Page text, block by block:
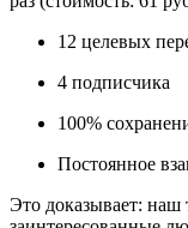
12 целевых
4 подписчика
100%
Постоянное
Это доказывает: